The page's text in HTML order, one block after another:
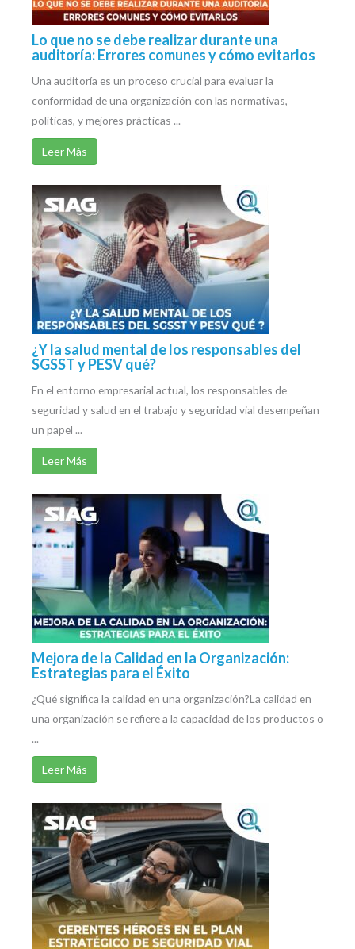
Lo que no se debe realizar durante una
auditoría: Errores comunes y cómo evitarlos
Una auditoría es un proceso crucial para evaluar la
conformidad de una organización con las normativas,
políticas, y mejores prácticas ...
Leer Más
¿Y la salud mental de los responsables del
SGSST y PESV qué?
En el entorno empresarial actual, los responsables de
seguridad y salud en el trabajo y seguridad vial desempeñan
un papel ...
Leer Más
Mejora de la Calidad en la Organización:
Estrategias para el Éxito
¿Qué significa la calidad en una organización?La calidad en
una organización se refiere a la capacidad de los productos o
...
Leer Más